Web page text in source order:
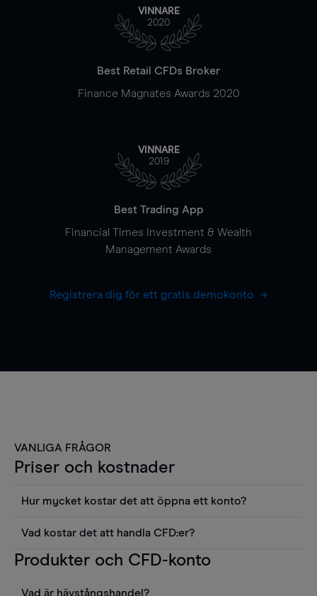
VINNARE
2020
Best Retail CFDs Broker
Finance Magnates Awards 2020
VINNARE
2019
Best Trading App
Financial Times Investment & Wealth
Management Awards
Registrera dig för ett gratis demokonto
VANLIGA FRÅGOR
Priser och kostnader
Hur mycket kostar det att öppna ett konto?
använda sådana verktyg som diagram, Reuters
aktierapporter utan kostnad.
Vad kostar det att handla CFD:er?
Det är en rad kostnader att tänka på när man
innehavskostnader (för positioner som hålls öppna
Produkter och CFD-konto
Vad är hävstångshandel?